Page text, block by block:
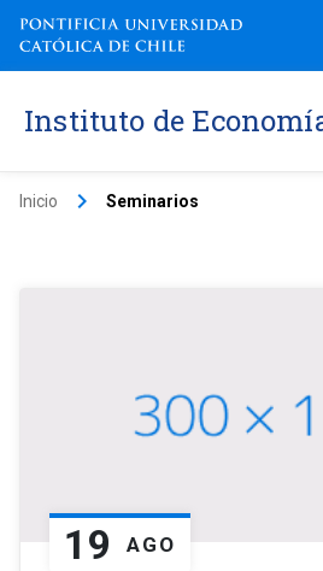
Instituto de
Inicio keyboard_arrow_right Seminarios
19 AGO